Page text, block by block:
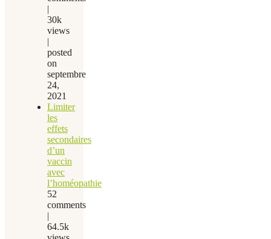
|
30k
views
|
posted
on
septembre
24,
2021
Limiter
les
effets
secondaires
d’un
vaccin
avec
l’homéopathie
52
comments
|
64.5k